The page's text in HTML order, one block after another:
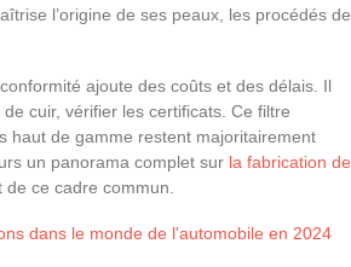
l’origine de ses peaux, les procédés de
ajoute des coûts et des délais. Il
cuir, vérifier les certificats. Ce filtre
haut de gamme restent majoritairement
un panorama complet sur la fabrication de
ce cadre commun.
dans le monde de l'automobile en 2024